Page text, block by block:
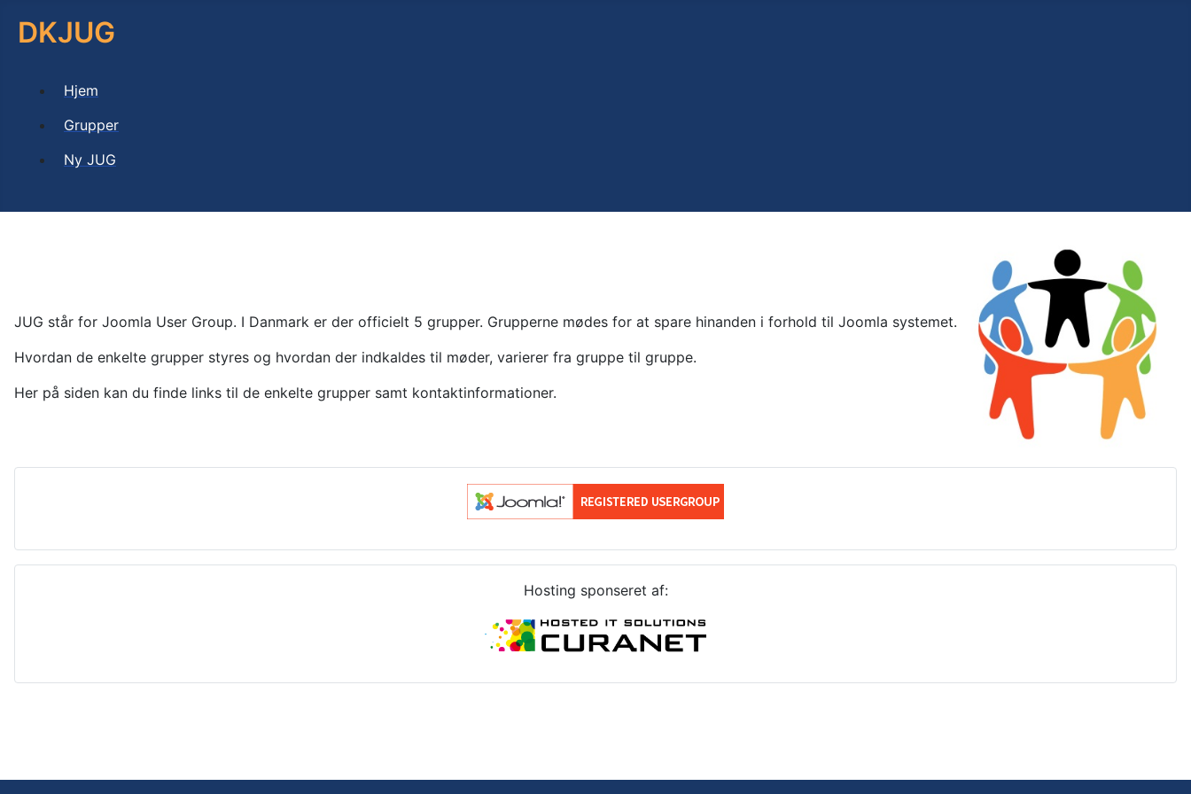
DKJUG
Hjem
Grupper
Ny JUG
JUG står for Joomla User Group. I Danmark er der officielt 5 grupper. Grupperne mødes for at spare hinanden i forhold til Joomla systemet.
Hvordan de enkelte grupper styres og hvordan der indkaldes til møder, varierer fra gruppe til gruppe.
Her på siden kan du finde links til de enkelte grupper samt kontaktinformationer.
Hosting sponseret af: